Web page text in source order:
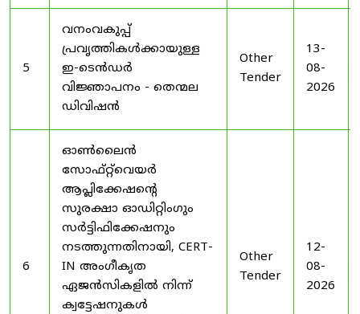
5
വനംവകുപ്പ്
പ്രവൃത്തികൾക്കായുള്ള
ഇ-ടെൻഡർ
വിജ്ഞാപനം - തെന്മല
ഡിവിഷൻ
Other
Tender
13-
08-
2026
6
ഓൺലൈൻ
സോഫ്റ്റ്‌വെയർ
ആപ്ലിക്കേഷന്റെ
സുരക്ഷാ ഓഡിറ്റിംഗും
സർട്ടിഫിക്കേഷനും
നടത്തുന്നതിനായി, CERT-
IN അംഗീകൃത
ഏജൻസികളിൽ നിന്ന്
ക്വട്ടേഷനുകൾ
Other
Tender
12-
08-
2026